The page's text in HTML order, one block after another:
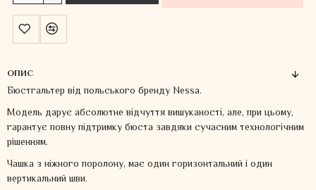
ОПИС
Бюстгальтер від польського бренду Nessa.
Модель дарує абсолютне відчуття вишуканості, але, при цьому,
гарантує повну підтримку бюста завдяки сучасним технологічним
рішенням.
Чашка з ніжного поролону, має один горизонтальний і один
вертикальний шви.